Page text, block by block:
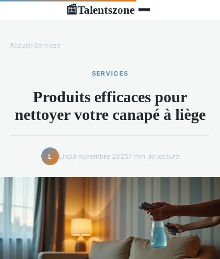
📰Talentszone
Accueil›Services
SERVICES
Produits efficaces pour
nettoyer votre canapé à liège
L Lina9 novembre 20257 min de lecture